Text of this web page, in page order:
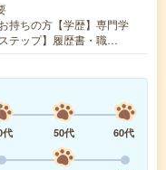
持ちの方【学歴】専門学
テップ】履歴書・職…
代 50代
60代